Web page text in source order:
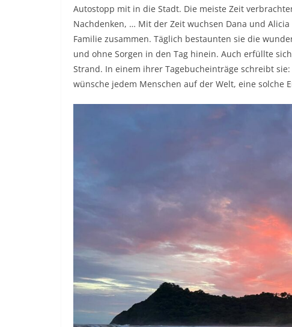
Autostopp mit in die Stadt. Die meiste Zeit
Nachdenken, … Mit der Zeit wuchsen Dana und
Familie zusammen. Täglich bestaunten sie die
und ohne Sorgen in den Tag hinein. Auch erfüllte
Strand. In einem ihrer Tagebucheinträge schreibt
wünsche jedem Menschen auf der Welt, eine solche